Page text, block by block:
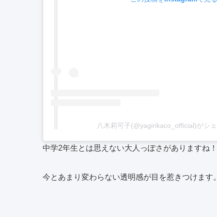
八木莉可子(@yagirikaco_official)がシ
中学2年生とは思えない大人っぽさがありますね！
今とあまり変わらない透明感が目を惹きつけます。